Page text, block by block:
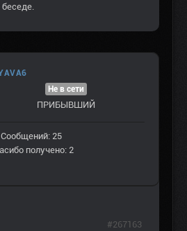
беседе.
Не в сети
ПРИБЫВШИЙ
Сообщений: 25
получено: 2
#267163